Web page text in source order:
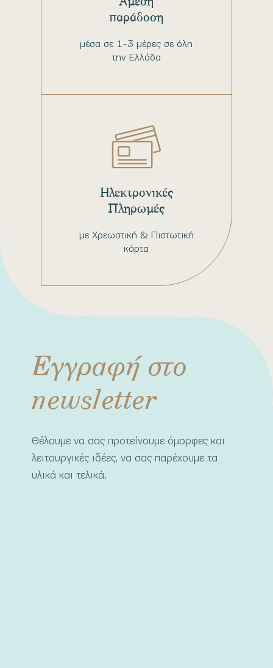
μέσα σε 1-3 μέρες σε όλη
την Ελλάδα
παράδοση
με Χρεωστική & Πιστωτική
κάρτα
Ηλεκτρονικές
Πληρωμές
Εγγραφή στο
newsletter
Θέλουμε να σας προτείνουμε όμορφες και
λειτουργικές ιδέες, να σας παρέχουμε τα
υλικά και τελικά.